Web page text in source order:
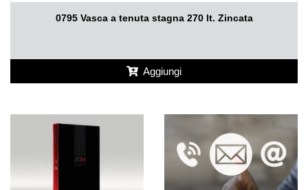
0795 Vasca a tenuta stagna 270 lt. Zincata
Aggiungi